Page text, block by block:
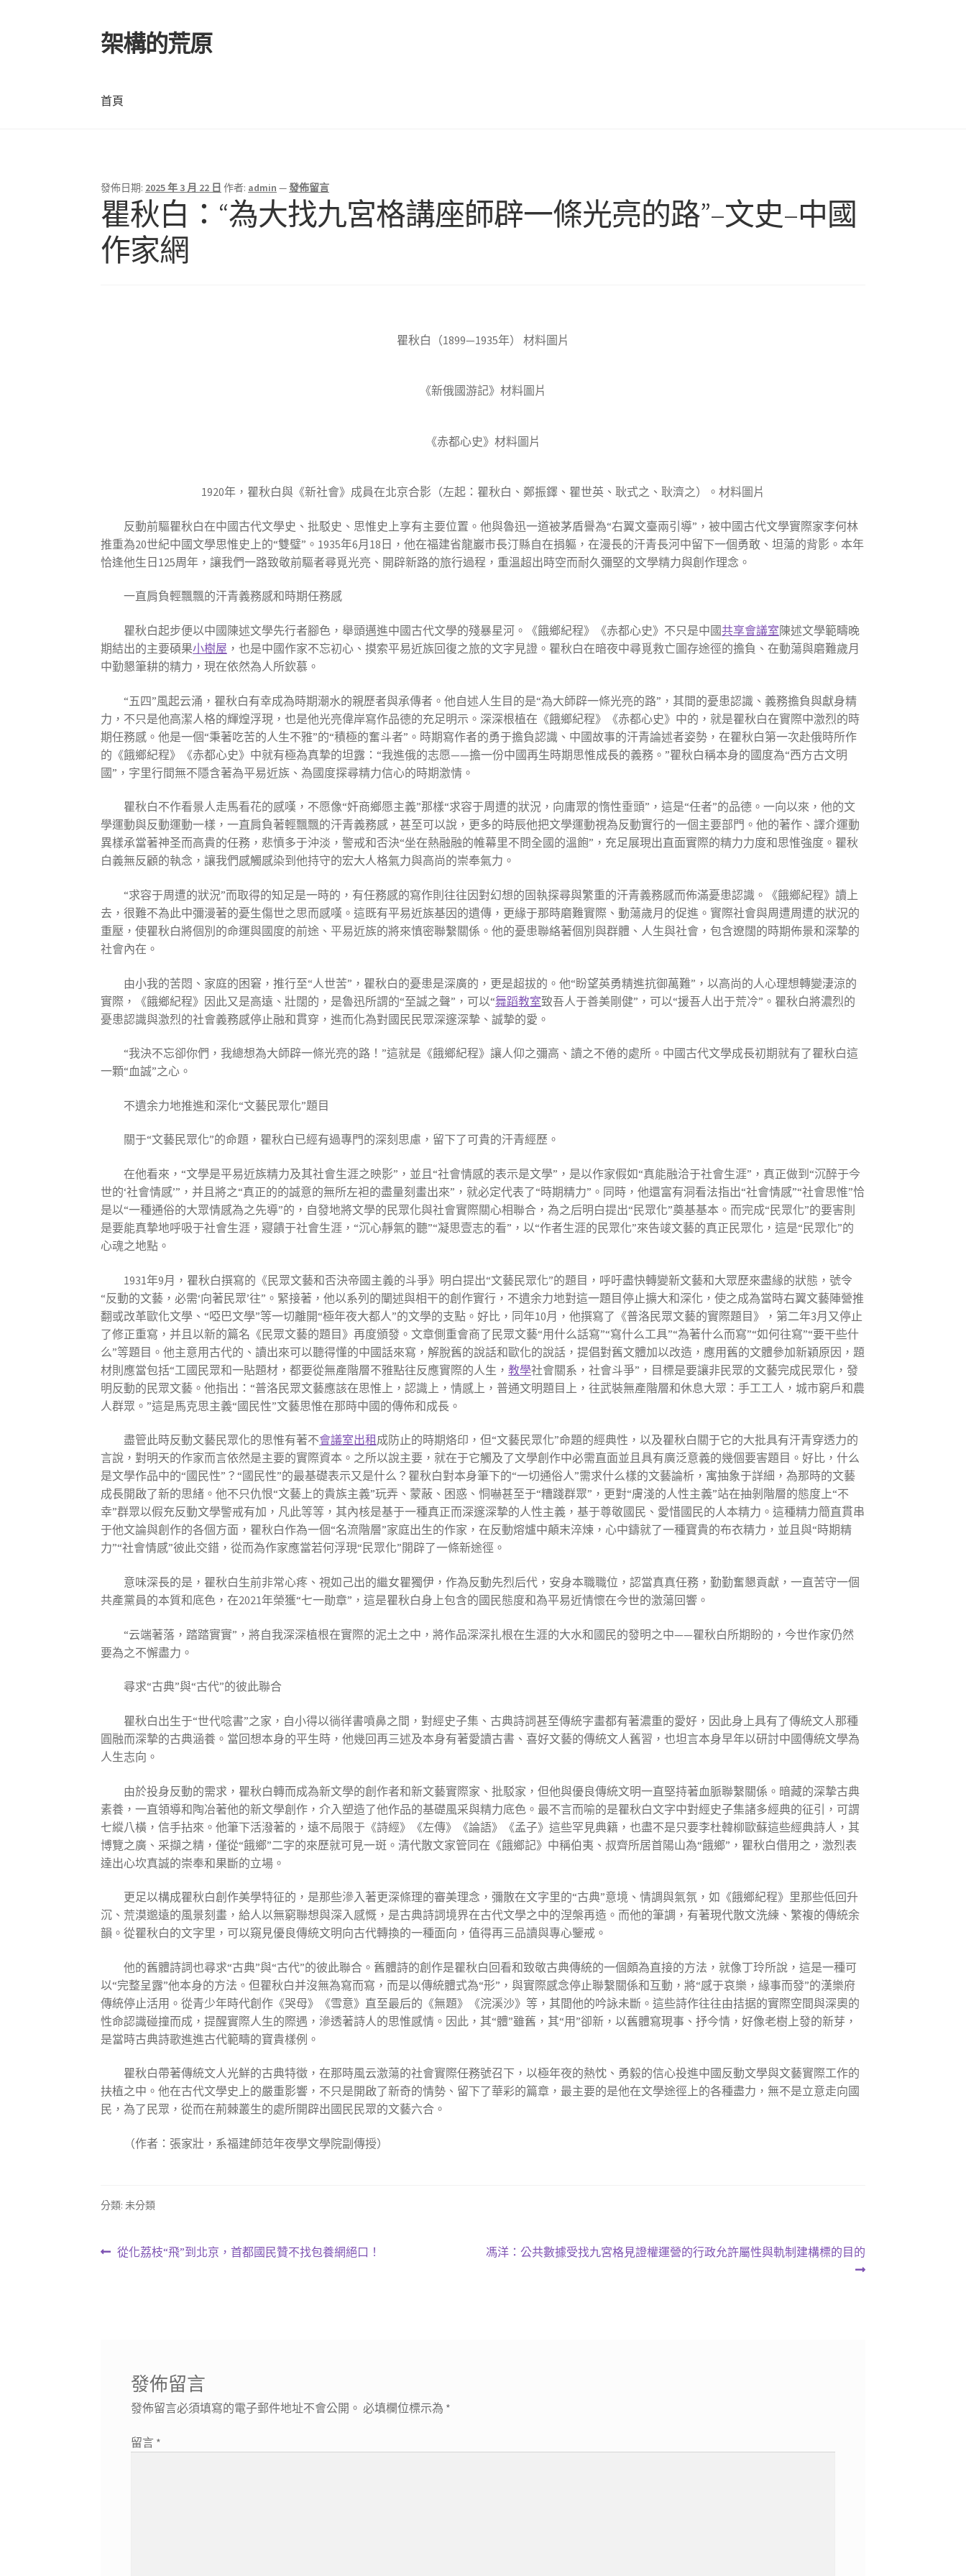
跳
至
覽
列
跳
至
要
內
架構的荒原
首頁
發佈日期: 2025 年 3 月 22 日 作者: admin —發佈留言
瞿秋白：“為大找九宮格講座師辟一條光亮的路”–文史–中國
作家網
瞿秋白（1899—1935年） 材料圖片
《新俄國游記》材料圖片
《赤都心史》材料圖片
1920年，瞿秋白與《新社會》成員在北京合影（左起：瞿秋白、鄭振鐸、瞿世英、耿式之、耿濟之）。材料圖片
反動前驅瞿秋白在中國古代文學史、批駁史、思惟史上享有主要位置。他與魯迅一道被茅盾譽為“右翼文臺兩引導”，被中國古代文學實際家李何林
推重為20世紀中國文學思惟史上的“雙璧”。1935年6月18日，他在福建省龍巖市長汀縣自在捐軀，在漫長的汗青長河中留下一個勇敢、坦蕩的背影。本年
恰逢他生日125周年，讓我們一路致敬前驅者尋覓光亮、開辟新路的旅行過程，重溫超出時空而耐久彌堅的文學精力與創作理念。
一直肩負輕飄飄的汗青義務感和時期任務感
瞿秋白起步便以中國陳述文學先行者腳色，舉頭邁進中國古代文學的殘暴星河。《餓鄉紀程》《赤都心史》不只是中國共享會議室陳述文學範疇晚
期結出的主要碩果小樹屋 ，也是中國作家不忘初心、摸索平易近族回復之旅的文字見證。瞿秋白在暗夜中尋覓救亡圖存途徑的擔負、在動蕩與磨難歲月
中勤懇筆耕的精力，現在依然為人所欽慕。
“五四”風起云涌，瞿秋白有幸成為時期潮水的親歷者與承傳者。他自述人生目的是“為大師辟一條光亮的路”，其間的憂患認識、義務擔負與獻身精
力，不只是他高潔人格的輝煌浮現，也是他光亮偉岸寫作品德的充足明示。深深根植在《餓鄉紀程》《赤都心史》中的，就是瞿秋白在實際中激烈的時
期任務感。他是一個“秉著吃苦的人生不雅”的“積極的奮斗者”。時期寫作者的勇于擔負認識、中國故事的汗青論述者姿勢，在瞿秋白第一次赴俄時所作
的《餓鄉紀程》《赤都心史》中就有極為真摯的坦露：“我進俄的志愿——擔一份中國再生時期思惟成長的義務。”瞿秋白稱本身的國度為“西方古文明
國”，字里行間無不隱含著為平易近族、為國度探尋精力信心的時期激情。
瞿秋白不作看景人走馬看花的感嘆，不愿像“奸商鄉愿主義”那樣“求容于周遭的狀況，向庸眾的惰性垂頭”，這是“任者”的品德。一向以來，他的文
學運動與反動運動一樣，一直肩負著輕飄飄的汗青義務感，甚至可以說，更多的時辰他把文學運動視為反動實行的一個主要部門。他的著作、譯介運動
異樣承當著神圣而高貴的任務，悲憤多于沖淡，警戒和否決“坐在熱融融的帷幕里不問全國的溫飽”，充足展現出直面實際的精力力度和思惟強度。瞿秋
白義無反顧的執念，讓我們感觸感染到他持守的宏大人格氣力與高尚的崇奉氣力。
“求容于周遭的狀況”而取得的知足是一時的，有任務感的寫作則往往因對幻想的固執探尋與繁重的汗青義務感而佈滿憂患認識。《餓鄉紀程》讀上
去，很難不為此中彌漫著的憂生傷世之思而感嘆。這既有平易近族基因的遺傳，更緣于那時磨難實際、動蕩歲月的促進。實際社會與周遭周遭的狀況的
重壓，使瞿秋白將個別的命運與國度的前途、平易近族的將來慎密聯繫關係。他的憂患聯絡著個別與群體、人生與社會，包含遼闊的時期佈景和深摯的
社會內在。
由小我的苦悶、家庭的困窘，推行至“人世苦”，瞿秋白的憂患是深廣的，更是超拔的。他“盼望英勇精進抗御萬難”，以高尚的人心理想轉變淒涼的
實際，《餓鄉紀程》因此又是高遠、壯闊的，是魯迅所謂的“至誠之聲”，可以“舞蹈教室致吾人于善美剛健”，可以“援吾人出于荒冷”。瞿秋白將濃烈的
憂患認識與激烈的社會義務感停止融和貫穿，進而化為對國民民眾深邃深摯、誠摯的愛。
“我決不忘卻你們，我總想為大師辟一條光亮的路！”這就是《餓鄉紀程》讓人仰之彌高、讀之不倦的處所。中國古代文學成長初期就有了瞿秋白這
一顆“血誠”之心。
不遺余力地推進和深化“文藝民眾化”題目
關于“文藝民眾化”的命題，瞿秋白已經有過專門的深刻思慮，留下了可貴的汗青經歷。
在他看來，“文學是平易近族精力及其社會生涯之映影”，並且“社會情感的表示是文學”，是以作家假如“真能融洽于社會生涯”，真正做到“沉醉于今
世的‘社會情感’”，并且將之“真正的的誠意的無所左袒的盡量刻畫出來”，就必定代表了“時期精力”。同時，他還富有洞看法指出“社會情感”“社會思惟”恰
是以“一種通俗的大眾情感為之先導”的，自發地將文學的民眾化與社會實際關心相聯合，為之后明白提出“民眾化”奠基基本。而完成“民眾化”的要害則
是要能真摯地呼吸于社會生涯，寢饋于社會生涯，“沉心靜氣的聽”“凝思壹志的看”，以“作者生涯的民眾化”來告竣文藝的真正民眾化，這是“民眾化”的
心魂之地點。
1931年9月，瞿秋白撰寫的《民眾文藝和否決帝國主義的斗爭》明白提出“文藝民眾化”的題目，呼吁盡快轉變新文藝和大眾歷來盡緣的狀態，號令
“反動的文藝，必需‘向著民眾’往”。緊接著，他以系列的闡述與相干的創作實行，不遺余力地對這一題目停止擴大和深化，使之成為當時右翼文藝陣營推
翻或改革歐化文學、“啞巴文學”等一切離開“極年夜大都人”的文學的支點。好比，同年10月，他撰寫了《普洛民眾文藝的實際題目》，第二年3月又停止
了修正重寫，并且以新的篇名《民眾文藝的題目》再度頒發。文章側重會商了民眾文藝“用什么話寫”“寫什么工具”“為著什么而寫”“如何往寫”“要干些什
么”等題目。他主意用古代的、讀出來可以聽得懂的中國話來寫，解脫舊的說話和歐化的說話，提倡對舊文體加以改造，應用舊的文體參加新穎原因，題
材則應當包括“工國民眾和一貼題材，都要從無產階層不雅點往反應實際的人生，教學社會關系，社會斗爭”，目標是要讓非民眾的文藝完成民眾化，發
明反動的民眾文藝。他指出：“普洛民眾文藝應該在思惟上，認識上，情感上，普通文明題目上，往武裝無產階層和休息大眾：手工工人，城市窮戶和農
人群眾。”這是馬克思主義“國民性”文藝思惟在那時中國的傳佈和成長。
盡管此時反動文藝民眾化的思惟有著不會議室出租 成防止的時期烙印，但“文藝民眾化”命題的經典性，以及瞿秋白關于它的大批具有汗青穿透力的
言說，對明天的作家而言依然是主要的實際資本。之所以說主要，就在于它觸及了文學創作中必需直面並且具有廣泛意義的幾個要害題目。好比，什么
是文學作品中的“國民性”？“國民性”的最基礎表示又是什么？瞿秋白對本身筆下的“一切通俗人”需求什么樣的文藝論析，寓抽象于詳細，為那時的文藝
成長開啟了新的思緒。他不只仇恨“文藝上的貴族主義”玩弄、蒙蔽、困惑、恫嚇甚至于“糟踐群眾”，更對“膚淺的人性主義”站在抽剝階層的態度上“不
幸”群眾以假充反動文學警戒有加，凡此等等，其內核是基于一種真正而深邃深摯的人性主義，基于尊敬國民、愛惜國民的人本精力。這種精力簡直貫串
于他文論與創作的各個方面，瞿秋白作為一個“名流階層”家庭出生的作家，在反動熔爐中顛末淬煉，心中鑄就了一種寶貴的布衣精力，並且與“時期精
力”“社會情感”彼此交錯，從而為作家應當若何浮現“民眾化”開辟了一條新途徑。
意味深長的是，瞿秋白生前非常心疼、視如己出的繼女瞿獨伊，作為反動先烈后代，安身本職職位，認當真真任務，勤勤奮懇貢獻，一直苦守一個
共產黨員的本質和底色，在2021年榮獲“七一勛章”，這是瞿秋白身上包含的國民態度和為平易近情懷在今世的激蕩回響。
“云端著落，踏踏實實”，將自我深深植根在實際的泥土之中，將作品深深扎根在生涯的大水和國民的發明之中——瞿秋白所期盼的，今世作家仍然
要為之不懈盡力。
尋求“古典”與“古代”的彼此聯合
瞿秋白出生于“世代唸書”之家，自小得以徜徉書噴鼻之間，對經史子集、古典詩詞甚至傳統字畫都有著濃重的愛好，因此身上具有了傳統文人那種
圓融而深摯的古典涵養。當回想本身的平生時，他幾回再三述及本身有著愛讀古書、喜好文藝的傳統文人舊習，也坦言本身早年以研討中國傳統文學為
人生志向。
由於投身反動的需求，瞿秋白轉而成為新文學的創作者和新文藝實際家、批駁家，但他與優良傳統文明一直堅持著血脈聯繫關係。暗藏的深摯古典
素養，一直領導和陶冶著他的新文學創作，介入塑造了他作品的基礎風采與精力底色。最不言而喻的是瞿秋白文字中對經史子集諸多經典的征引，可謂
七縱八橫，信手拈來。他筆下活潑著的，遠不局限于《詩經》《左傳》《論語》《孟子》這些罕見典籍，也盡不是只要李杜韓柳歐蘇這些經典詩人，其
博覽之廣、采擷之精，僅從“餓鄉”二字的來歷就可見一斑。清代散文家管同在《餓鄉記》中稱伯夷、叔齊所居首陽山為“餓鄉”，瞿秋白借用之，激烈表
達出心坎真誠的崇奉和果斷的立場。
更足以構成瞿秋白創作美學特征的，是那些滲入著更深條理的審美理念，彌散在文字里的“古典”意境、情調與氣氛，如《餓鄉紀程》里那些低回升
沉、荒漠邈遠的風景刻畫，給人以無窮聯想與深入感慨，是古典詩詞境界在古代文學之中的涅槃再造。而他的筆調，有著現代散文洗練、繁複的傳統余
韻。從瞿秋白的文字里，可以窺見優良傳統文明向古代轉換的一種面向，值得再三品讀與專心鑒戒。
他的舊體詩詞也尋求“古典”與“古代”的彼此聯合。舊體詩的創作是瞿秋白回看和致敬古典傳統的一個頗為直接的方法，就像丁玲所說，這是一種可
以“完整呈露”他本身的方法。但瞿秋白并沒無為寫而寫，而是以傳統體式為“形”，與實際感念停止聯繫關係和互動，將“感于哀樂，緣事而發”的漢樂府
傳統停止活用。從青少年時代創作《哭母》《雪意》直至最后的《無題》《浣溪沙》等，其間他的吟詠未斷。這些詩作往往由拮据的實際空間與深奧的
性命認識碰撞而成，提醒實際人生的際遇，滲透著詩人的思惟感情。因此，其“體”雖舊，其“用”卻新，以舊體寫現事、抒今情，好像老樹上發的新芽，
是當時古典詩歌進進古代範疇的寶貴樣例。
瞿秋白帶著傳統文人光鮮的古典特徵，在那時風云激蕩的社會實際任務號召下，以極年夜的熱忱、勇毅的信心投進中國反動文學與文藝實際工作的
扶植之中。他在古代文學史上的嚴重影響，不只是開啟了新奇的情勢、留下了華彩的篇章，最主要的是他在文學途徑上的各種盡力，無不是立意走向國
民，為了民眾，從而在荊棘叢生的處所開辟出國民民眾的文藝六合。
（作者：張家壯，系福建師范年夜學文學院副傳授）
分類: 未分類
文上
從化荔枝“飛”到北京，首都國民贊不找包養網絕口！
下
馮洋：公共數據受找九宮格見證權運營的行政允許屬性與軌制建構標的目的
發佈留言
發佈留言必須填寫的電子郵件地址不會公開。 必填欄位標示為 *
留言 *